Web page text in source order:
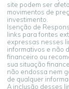
site podem ser
movimentos de
investimento.
Isenção de
links para fontes
expressas nesses
informativos e não
financeiro ou
sua situação
não endossa nem
de qualquer
A inclusão desses